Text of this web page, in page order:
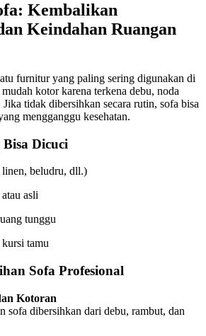
Kembalikan
Keindahan Ruangan
furnitur yang paling sering digunakan di
kotor karena terkena debu, noda
tidak dibersihkan secara rutin, sofa bisa
mengganggu kesehatan.
Dicuci
beludru, dll.)
asli
tunggu
tamu
Sofa Profesional
Kotoran
sofa dibersihkan dari debu, rambut, dan